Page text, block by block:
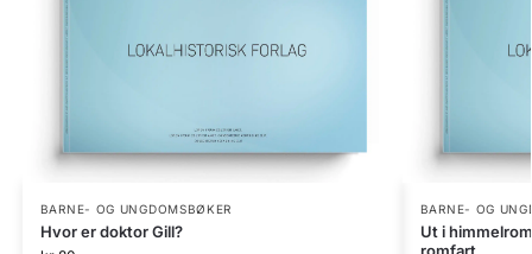
BARNE- OG UNGDOMSBØKER
Hvor er doktor Gill?
BARNE- OG
Ut i
romfart